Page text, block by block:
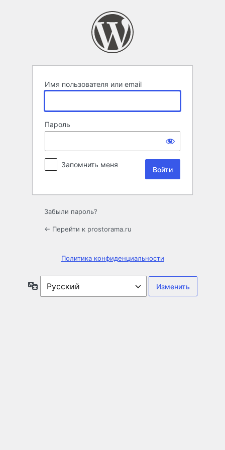
Имя пользователя или email
Пароль
Запомнить меня
Забыли пароль?
← Перейти к prostorama.ru
Политика конфиденциальности
Язык